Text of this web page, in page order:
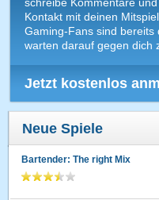
Kontakt mit deinen
Gaming-Fans sind bereits
warten darauf gegen dich
Jetzt kostenlos
Neue Spiele
Bartender: The right Mix